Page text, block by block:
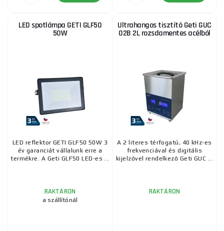
LED spotlámpa GETI GLF50
50W
LED reflektor GETI GLF50 50W 3
év garanciát vállalunk erre a
termékre. A Geti GLF50 LED-es ...
RAKTÁRON
a szállítónál
Ultrahangos tisztító Geti GUC
02B 2L rozsdamentes acélból
A 2 literes térfogatú, 40 kHz-es
frekvenciával és digitális
kijelzővel rendelkező Geti GUC ...
RAKTÁRON